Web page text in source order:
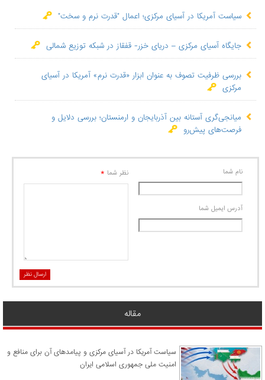
سیاست آمریکا در آسیای مرکزی؛ اعمال "قدرت نرم و سخت"
جایگاه آسیای مرکزی – دریای خزر- قفقاز در شبکه توزیع شمالی
بررسی ظرفیت تصوف به عنوان ابزار «قدرت نرم» آمریکا در آسیای
مرکزی
میانجی‌گری آستانه بین آذربایجان و ارمنستان؛ بررسی دلایل و
فرصت‌های پیش‌رو
نام شما
آدرس ايميل شما
نظر شما *
ارسال نظر
مقاله
سیاست آمریکا در آسیای مرکزی و پیامدهای آن برای منافع و
امنیت ملی جمهوری اسلامی ایران